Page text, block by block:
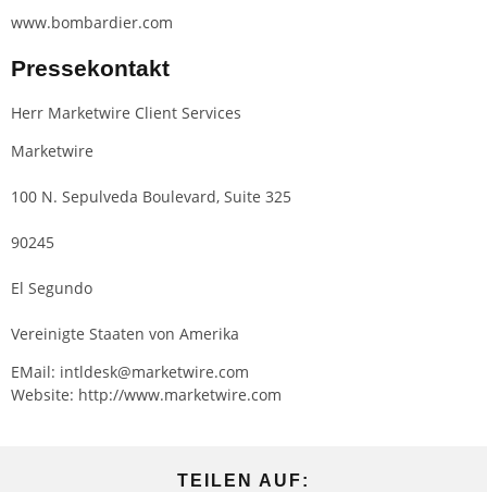
www.bombardier.com
Pressekontakt
Herr Marketwire Client Services
Marketwire
100 N. Sepulveda Boulevard, Suite 325
90245
El Segundo
Vereinigte Staaten von Amerika
EMail: intldesk@marketwire.com
Website: http://www.marketwire.com
TEILEN AUF: